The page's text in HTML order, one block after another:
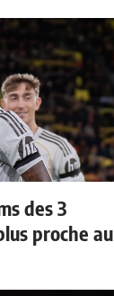
des 3
proche au